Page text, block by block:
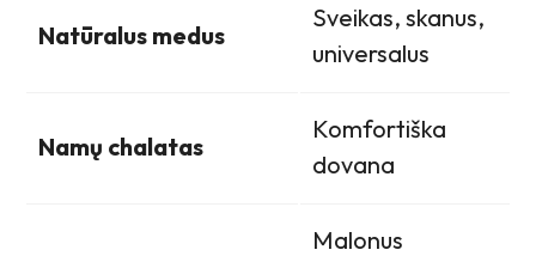
Natūralus medus
Sveikas, skanus,
universalus
Namų chalatas
Komfortiška
dovana
Malonus